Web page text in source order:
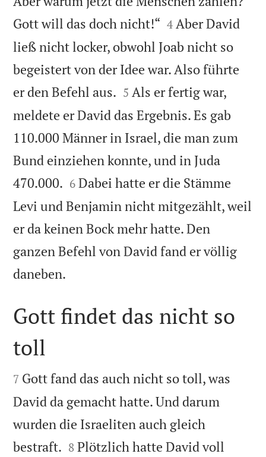
Gott will das doch nicht!“ 

4 Aber David
ließ nicht locker, obwohl Joab nicht so
begeistert von der Idee war. Also führte
er den Befehl aus. 

5 Als er fertig war,
meldete er David das Ergebnis. Es gab
110.000 Männer in Israel, die man zum
Bund einziehen konnte, und in Juda
470.000. 

6 Dabei hatte er die Stämme
Levi und Benjamin nicht mitgezählt, weil
er da keinen Bock mehr hatte. Den
ganzen Befehl von David fand er völlig
daneben.

Gott findet das nicht so
toll

7 Gott fand das auch nicht so toll, was
David da gemacht hatte. Und darum
wurden die Israeliten auch gleich
bestraft. 

8 Plötzlich hatte David voll